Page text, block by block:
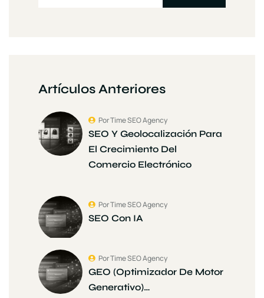
Artículos Anteriores
SEO Y Geolocalización Para
El Crecimiento Del
Comercio Electrónico
Por Time SEO Agency
SEO Con IA
Por Time SEO Agency
GEO (Optimizador De Motor
Generativo)…
Por Time SEO Agency